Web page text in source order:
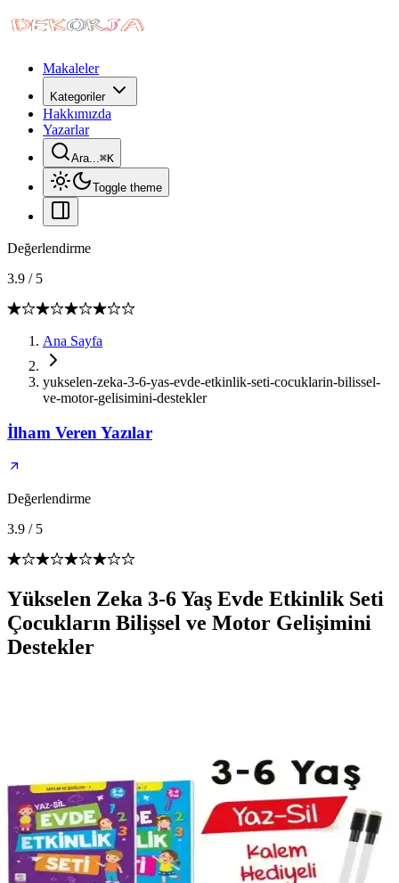
Makaleler
Kategoriler
Hakkımızda
Yazarlar
Ara...⌘K
Toggle theme
Değerlendirme
3.9 / 5
Ana Sayfa
yukselen-zeka-3-6-yas-evde-etkinlik-seti-cocuklarin-bilissel-
ve-motor-gelisimini-destekler
İlham Veren Yazılar
Değerlendirme
3.9 / 5
Yükselen Zeka 3-6 Yaş Evde Etkinlik Seti
Çocukların Bilişsel ve Motor Gelişimini
Destekler